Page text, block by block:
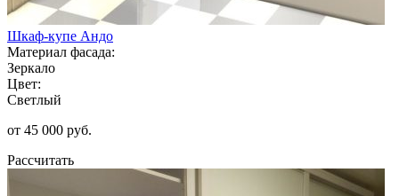
Шкаф-купе Андо
Материал фасада:
Зеркало
Цвет:
Светлый
от 45 000 руб.
Рассчитать